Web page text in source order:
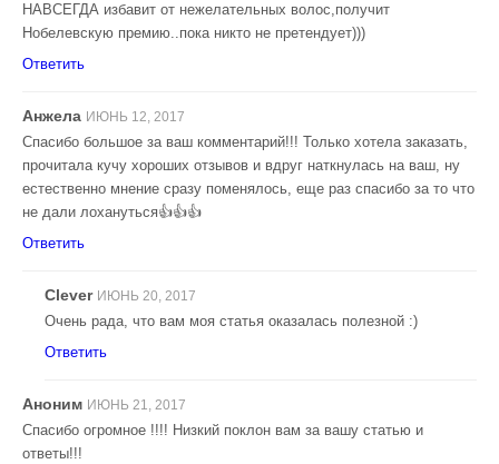
НАВСЕГДА избавит от нежелательных волос,получит
Нобелевскую премию..пока никто не претендует)))
Ответить
Анжела ИЮНЬ 12, 2017
Спасибо большое за ваш комментарий!!! Только хотела заказать,
прочитала кучу хороших отзывов и вдруг наткнулась на ваш, ну
естественно мнение сразу поменялось, еще раз спасибо за то что
не дали лохануться👍👍👍
Ответить
Clever ИЮНЬ 20, 2017
Очень рада, что вам моя статья оказалась полезной :)
Ответить
Аноним ИЮНЬ 21, 2017
Спасибо огромное !!!! Низкий поклон вам за вашу статью и
ответы!!!